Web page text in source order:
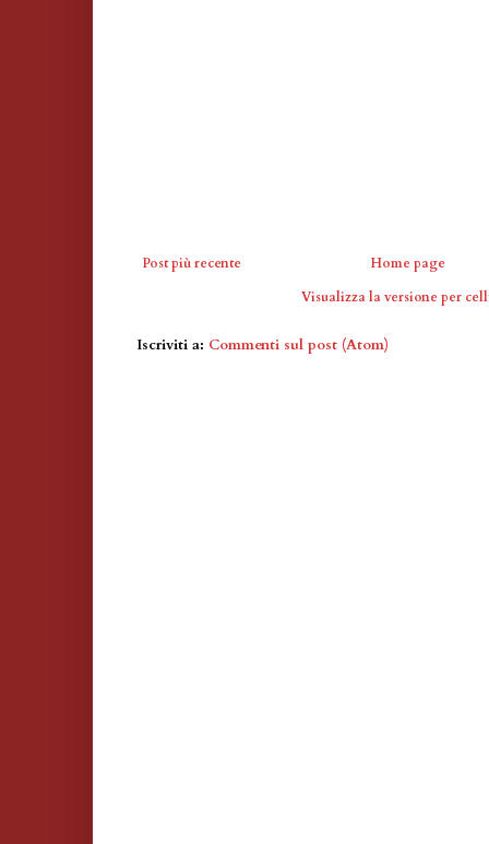
Post più recente
Home page
Visualizza la versione per
Iscriviti a: Commenti sul post (Atom)